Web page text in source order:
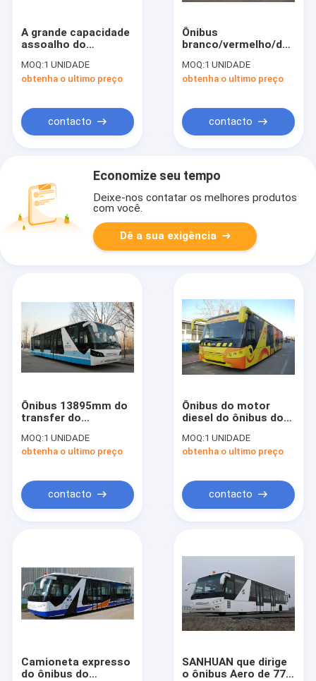
A grande capacidade
assoalho do
de 200 litros baixo
transporta o ônibus
MOQ:1 UNIDADE
obtenha o ultimo preço
contacto
Ônibus
branco/vermelho/do
do passageiro, 4
afaga o ônibus do
MOQ:1 UNIDADE
obtenha o ultimo preço
contacto
Economize seu tempo
Deixe-nos contatar os melhores produtos
com você.
Dê a sua exigência
Ônibus 13895mm do
transfer do
diesel de 4 cursos
(±20mm)
MOQ:1 UNIDADE
obtenha o ultimo preço
contacto
Ônibus do motor
diesel do ônibus do
aeroporto com a
porta de cabine
de 02 nr
MOQ:1 UNIDADE
obtenha o ultimo preço
contacto
Camioneta expresso
do ônibus do
SANHUAN que dirige
o ônibus Aero de 77